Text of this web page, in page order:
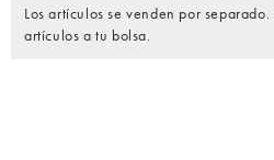
Los artículos se venden por
artículos a tu bolsa.